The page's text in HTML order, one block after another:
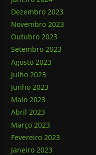
Dezembro 2023
Novembro 2023
Outubro 2023
Setembro 2023
Agosto 2023
Julho 2023
Junho 2023
Maio 2023
Abril 2023
Março 2023
Fevereiro 2023
Janeiro 2023